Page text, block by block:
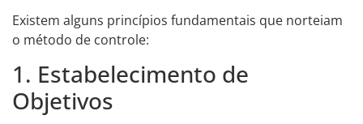
Existem alguns princípios fundamentais que norteiam
o método de controle:
1. Estabelecimento de
Objetivos